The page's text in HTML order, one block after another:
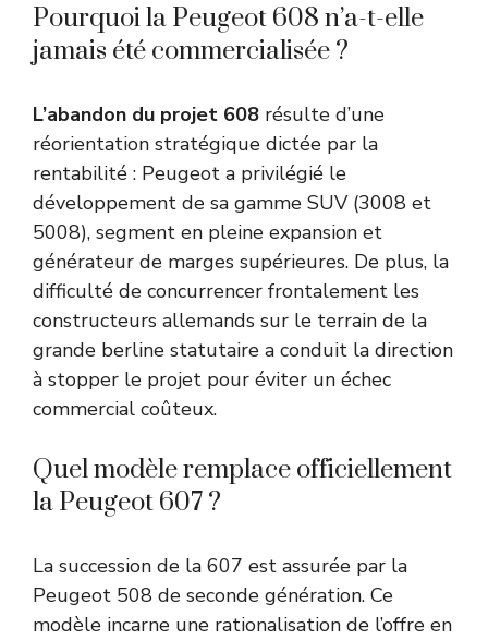
Pourquoi la Peugeot 608 n’a-t-elle
jamais été commercialisée ?
L’abandon du projet 608 résulte d’une
réorientation stratégique dictée par la
rentabilité : Peugeot a privilégié le
développement de sa gamme SUV (3008 et
5008), segment en pleine expansion et
générateur de marges supérieures. De plus, la
difficulté de concurrencer frontalement les
constructeurs allemands sur le terrain de la
grande berline statutaire a conduit la direction
à stopper le projet pour éviter un échec
commercial coûteux.
Quel modèle remplace officiellement
la Peugeot 607 ?
La succession de la 607 est assurée par la
Peugeot 508 de seconde génération. Ce
modèle incarne une rationalisation de l’offre en